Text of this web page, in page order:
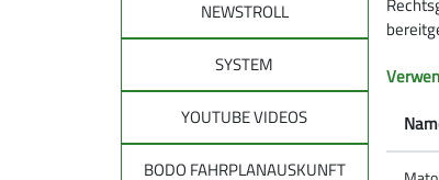
Was du mitbringen solltest
Freude am Schreiben und
Sorgfalt, Zuverlässigkeit und ein gutes
Grundlegende PC‑Kenntnisse
Kommunikationsfreude im
NEWSTROLL
SYSTEM
YOUTUBE VIDEOS
BODO FAHRPLANAUSKUNFT